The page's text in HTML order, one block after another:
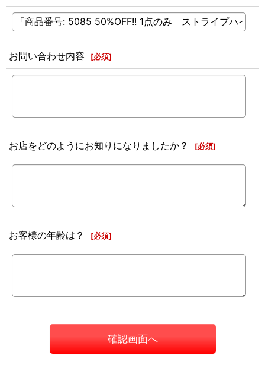
お問い合わせ内容 [必須]
お店をどのようにお知りになりましたか？ [必須]
お客様の年齢は？ [必須]
確認画面へ